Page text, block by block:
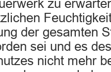
zu
der gesamten
sei und es
nicht mehr